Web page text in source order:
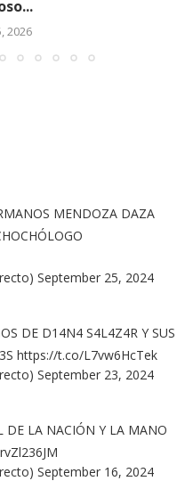
2026
MENDOZA DAZA
September 25, 2024
DE D14N4 S4L4Z4R Y SUS
https://t.co/L7vw6HcTek
September 23, 2024
DE LA NACIÓN Y LA MANO
September 16, 2024